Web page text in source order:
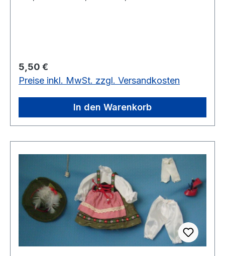
Regulärer Preis:
5,50 €
Preise inkl. MwSt. zzgl. Versandkosten
In den Warenkorb